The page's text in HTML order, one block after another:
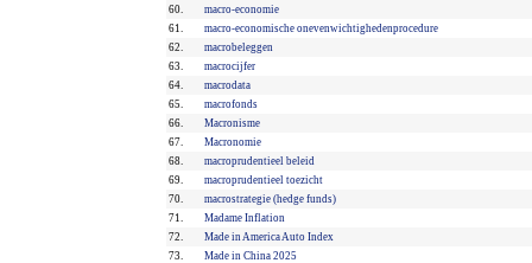
60.
macro-economie
61.
macro-economische onevenwichtighedenprocedure
62.
macrobeleggen
63.
macrocijfer
64.
macrodata
65.
macrofonds
66.
Macronisme
67.
Macronomie
68.
macroprudentieel beleid
69.
macroprudentieel toezicht
70.
macrostrategie (hedge funds)
71.
Madame Inflation
72.
Made in America Auto Index
73.
Made in China 2025